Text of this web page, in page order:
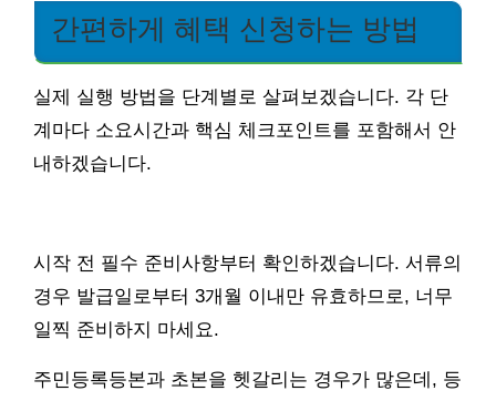
간편하게 혜택 신청하는 방법
실제 실행 방법을 단계별로 살펴보겠습니다. 각 단
계마다 소요시간과 핵심 체크포인트를 포함해서 안
내하겠습니다.
시작 전 필수 준비사항부터 확인하겠습니다. 서류의
경우 발급일로부터 3개월 이내만 유효하므로, 너무
일찍 준비하지 마세요.
주민등록등본과 초본을 헷갈리는 경우가 많은데, 등